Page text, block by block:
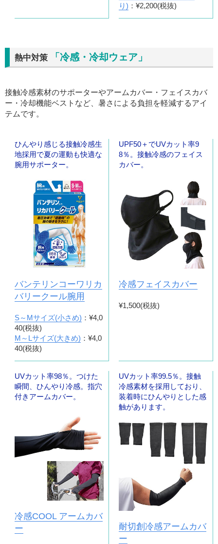
り) ：¥2,200(税抜)
熱中対策 「冷感・冷却ウェア」
接触冷感素材のサポーターやアームカバー・フェイスカバ
ー・冷却機能ベストなど、暑さによる負担を軽減するアイ
テムです。
ひんやり感じる接触冷感生
地採用で夏の運動も快適な
腕用サポーター。
バンテリンコーワリカ
バリークール腕用
S～Mサイズ(小さめ) ：¥4,0
40(税抜)
M～Lサイズ(大きめ) ：¥4,0
40(税抜)
UPF50＋でUVカット率9
8％。接触冷感のフェイス
カバー。
冷感フェイスカバー
¥1,500(税抜)
UVカット率98％。つけた
瞬間、ひんやり冷感。指穴
付きアームカバー。
冷感COOL アームカバ
ー
UVカット率99.5％。接触
冷感素材を採用しており、
装着時にひんやりとした感
触があります。
耐切創冷感アームカバ
ー